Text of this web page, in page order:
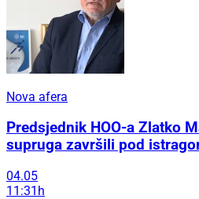
Nova afera
Predsjednik HOO-a Zlatko
supruga završili pod
04.05
11:31h